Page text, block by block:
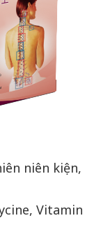
niên kiện,
Vitamin